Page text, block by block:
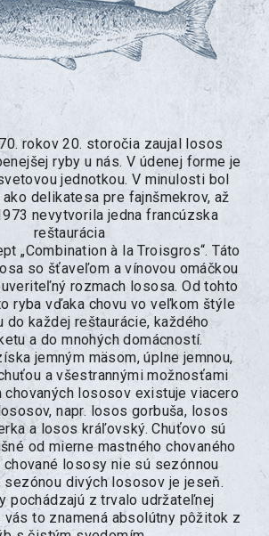
rokov 20. storočia zaujal losos
ryby u nás. V údenej forme je
jednotkou. V minulosti bol
delikatesa pre fajnšmekrov, až
nevytvorila jedna francúzska
reštaurácia
„Combination à la Troisgros“. Táto
so šťaveľom a vínovou omáčkou
rozmach lososa. Od tohto
ryba vďaka chovu vo veľkom štýle
do každej reštaurácie, každého
a do mnohých domácností.
jemným mäsom, úplne jemnou,
a všestrannými možnosťami
chovaných lososov existuje viacero
napr. losos gorbuša, losos
a losos kráľovský. Chuťovo sú
od mierne mastného chovaného
chované lososy nie sú sezónnou
divých lososov je jeseň.
pochádzajú z trvalo udržateľnej
vás to znamená absolútny pôžitok z